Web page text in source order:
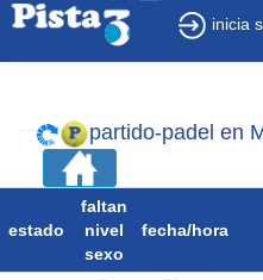
inicia
partido-padel en
estado
faltan
nivel
sexo
fecha/hora